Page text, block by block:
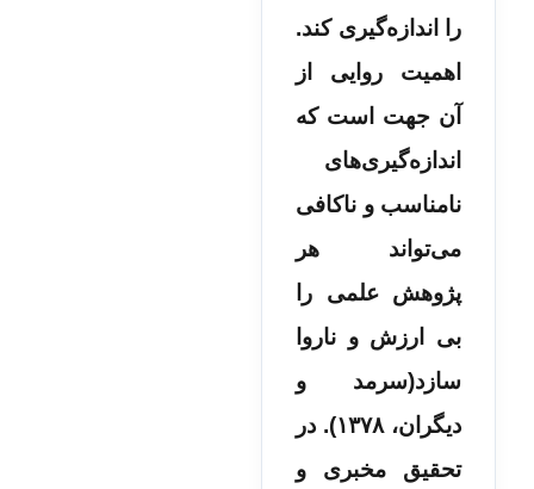
را اندازه‌گیری کند.
اهمیت روایی از
آن جهت است که
اندازه‌گیری‌های
نامناسب و ناکافی
می‌تواند هر
پژوهش علمی را
بی ارزش و ناروا
سازد(سرمد و
دیگران، ۱۳۷۸). در
تحقیق مخبری و